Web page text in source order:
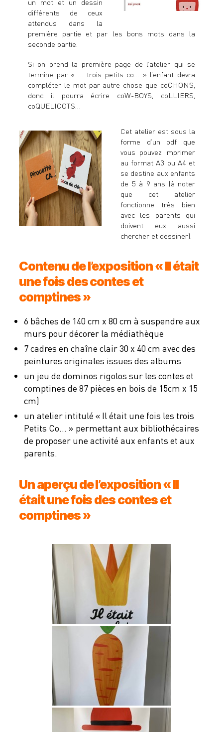
un mot et un dessin
différents de ceux
attendus dans la
première partie et par les bons mots dans la
seconde partie.
Si on prend la première page de l’atelier qui se
termine par « … trois petits co… » l’enfant devra
compléter le mot par autre chose que coCHONS,
donc il pourra écrire coW-BOYS, coLLIERS,
coQUELICOTS…
Cet atelier est sous la
forme d’un pdf que
vous pouvez imprimer
au format A3 ou A4 et
se destine aux enfants
de 5 à 9 ans (à noter
que cet atelier
fonctionne très bien
avec les parents qui
doivent eux aussi
chercher et dessiner).
Contenu de l’exposition « Il était
une fois des contes et
comptines »
6 bâches de 140 cm x 80 cm à suspendre aux
murs pour décorer la médiathèque
7 cadres en chaîne clair 30 x 40 cm avec des
peintures originales issues des albums
un jeu de dominos rigolos sur les contes et
comptines de 87 pièces en bois de 15cm x 15
cm)
un atelier intitulé « Il était une fois les trois
Petits Co… » permettant aux bibliothécaires
de proposer une activité aux enfants et aux
parents.
Un aperçu de l’exposition « Il
était une fois des contes et
comptines »